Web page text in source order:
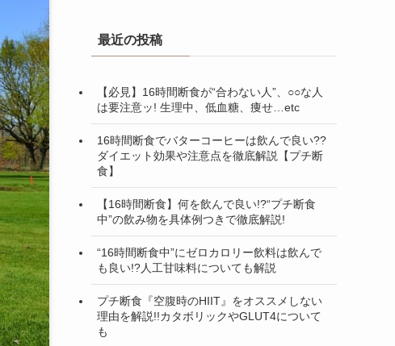
最近の投稿
【必見】16時間断食が“合わない人”、○○な人
は要注意ッ! 生理中、低血糖、痩せ…etc
16時間断食でバターコーヒーは飲んで良い??
ダイエット効果や注意点を徹底解説【プチ断
食】
【16時間断食】何を飲んで良い!?“プチ断食
中”の飲み物を具体例つきで徹底解説!
“16時間断食中”にゼロカロリー飲料は飲んで
も良い!?人工甘味料についても解説
プチ断食『空腹時のHIIT』をオススメしない
理由を解説!!カタボリックやGLUT4について
も